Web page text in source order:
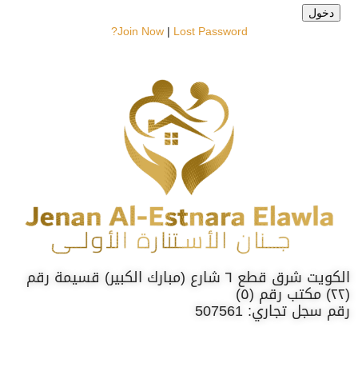
Join Now| Lost Password?
الكويت شرق قطع ٦ شارع (مبارك الكبير) قسيمة رقم
(٢٢) مكتب رقم (٥)
رقم سجل تجاري: 507561